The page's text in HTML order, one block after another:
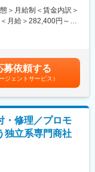
ークからITインフラ全
おります。
が、企業活動に機能
サーバ、データベー
わる調整
のガイドライン作成
設備を設計・標準化す
術まで横断的に設計
＞月給制＜賃金内訳＞
月給＞282,400円～
の金額であり、選考
月額)は固定手当を含め
募依頼する
ージェントサービス）
・修理／プロモ
独立系専門商社